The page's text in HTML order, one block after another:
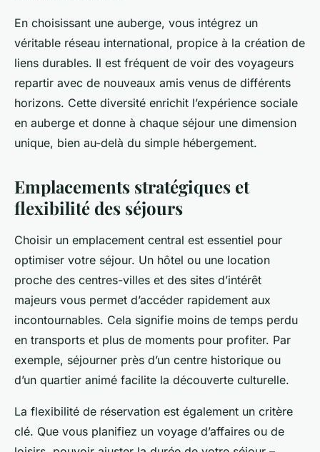
En choisissant une auberge, vous intégrez un
véritable réseau international, propice à la création de
liens durables. Il est fréquent de voir des voyageurs
repartir avec de nouveaux amis venus de différents
horizons. Cette diversité enrichit l’expérience sociale
en auberge et donne à chaque séjour une dimension
unique, bien au-delà du simple hébergement.
Emplacements stratégiques et
flexibilité des séjours
Choisir un emplacement central est essentiel pour
optimiser votre séjour. Un hôtel ou une location
proche des centres-villes et des sites d’intérêt
majeurs vous permet d’accéder rapidement aux
incontournables. Cela signifie moins de temps perdu
en transports et plus de moments pour profiter. Par
exemple, séjourner près d’un centre historique ou
d’un quartier animé facilite la découverte culturelle.
La flexibilité de réservation est également un critère
clé. Que vous planifiez un voyage d’affaires ou de